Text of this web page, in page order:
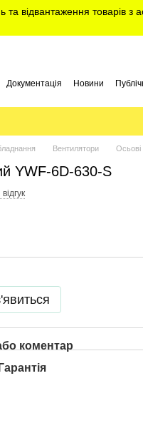
відвантаження товарів
Документація Новини
Вентилятори Осьові
YWF-6D-630-S
коментар
Гарантія